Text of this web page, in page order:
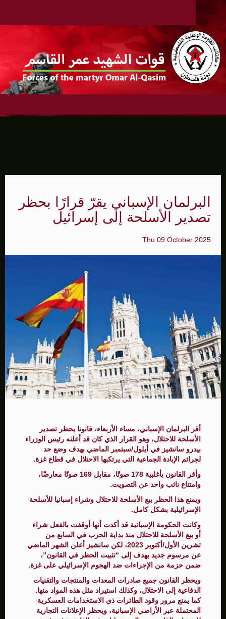
البرلمان الإسباني يقرّ قرارًا بحظر
تصدير الأسلحة إلى إسرائيل
Thu 09 October 2025
أقر البرلمان الإسباني، مساء الأربعاء، قانونا يحظر تصدير
الأسلحة للاحتلال، وهو القرار الذي كان قد أعلنه رئيس الوزراء
بيدرو سانشيز في أيلول/سبتمبر الماضي بهدف وضع حد
لجرائم الإبادة الجماعية التي يرتكبها الاحتلال في قطاع غزة.
وأقر القانون بأغلبية 178 صوتًا، مقابل 169 صوتًا معارضًا،
وامتناع نائب واحد عن التصويت.
ويمنع هذا الحظر بيع الأسلحة للاحتلال وشراء إسبانيا للأسلحة
الإسرائيلية بشكل كامل.
وكانت الحكومة الإسبانية قد أكدت أنها أوقفت بالفعل شراء
أو بيع الأسلحة للاحتلال منذ بداية الحرب في السابع من
تشرين الأول/أكتوبر 2023، لكن سانشيز أعلن الشهر الماضي
عن مرسوم جديد يهدف إلى “تثبيت الحظر في القانون”،
ضمن حزمة من الإجراءات ضد الهجوم الإسرائيلي على غزة.
ويحظر القانون جميع صادرات المعدات والمنتجات والتقنيات
الدفاعية إلى الاحتلال، وكذلك استيراد مثل هذه المواد منها.
كما يمنع مرور وقود الطائرات ذي الاستخدامات العسكرية
المحتملة عبر الأراضي الإسبانية، ويحظر الإعلانات التجارية